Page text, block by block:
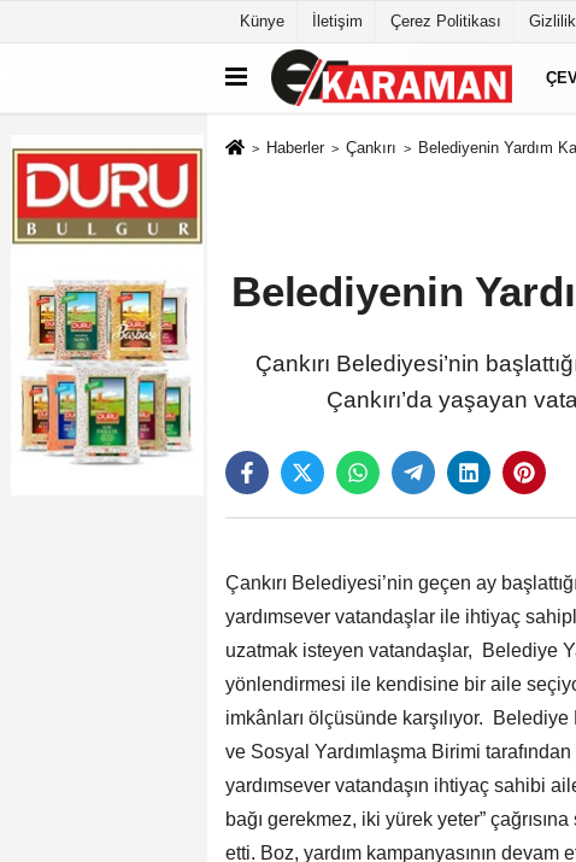
Künye İletişim Çerez Politikası
Haberler Çankırı Belediyenin Yardım
Belediyenin
Çankırı Belediyesi’nin
Çankırı’da yaşayan
Çankırı Belediyesi’nin geçen ay
yardımsever vatandaşlar ile ihtiyaç
uzatmak isteyen vatandaşlar, Belediye
yönlendirmesi ile kendisine bir aile
imkânları ölçüsünde karşılıyor.
ve Sosyal Yardımlaşma Birimi
yardımsever vatandaşın ihtiyaç sahibi
bağı gerekmez, iki yürek yeter”
etti. Boz, yardım kampanyasının devam